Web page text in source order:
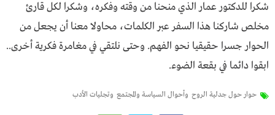
شكرا للدكتور عمار الذي منحنا من وقته وفكره، وشكرا لكل قارئ
مخلص شاركنا هذا السفر عبر الكلمات، محاولا معنا أن يجعل من
الحوار جسرا حقيقيا نحو الفهم. وحتى نلتقي في مغامرة فكرية أخرى..
ابقوا دائما في بقعة الضوء.
حوار حول جدلية الروح وأحوال السياسة والمجتمع وتجليات الأدب